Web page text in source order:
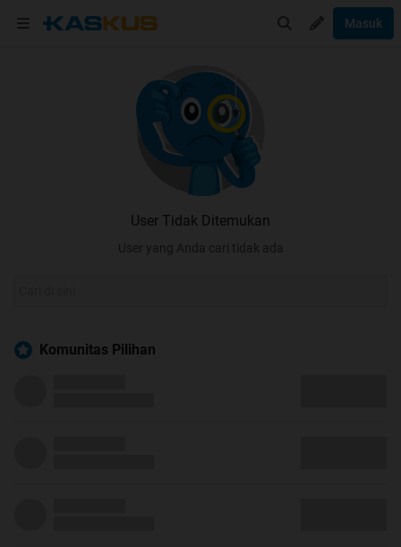
Masuk
User Tidak Ditemukan
User yang Anda cari tidak ada
Komunitas Pilihan